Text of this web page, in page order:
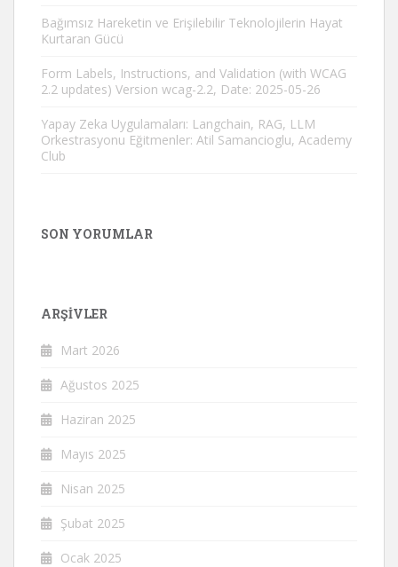
Bağımsız Hareketin ve Erişilebilir Teknolojilerin Hayat
Kurtaran Gücü
Form Labels, Instructions, and Validation (with WCAG
2.2 updates) Version wcag-2.2, Date: 2025-05-26
Yapay Zeka Uygulamaları: Langchain, RAG, LLM
Orkestrasyonu Eğitmenler: Atil Samancioglu, Academy
Club
SON YORUMLAR
ARŞIVLER
Mart 2026
Ağustos 2025
Haziran 2025
Mayıs 2025
Nisan 2025
Şubat 2025
Ocak 2025